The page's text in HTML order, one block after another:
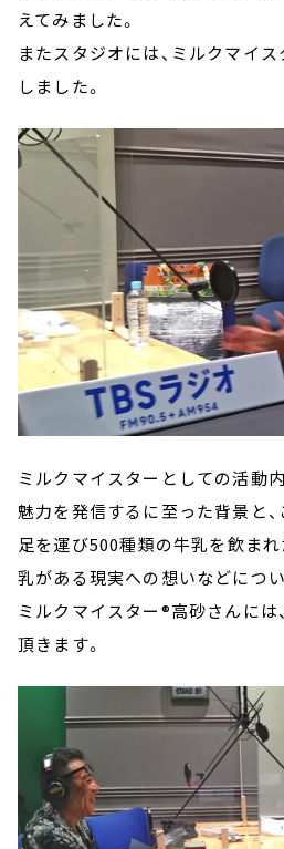
えてみました。
またスタジオには、ミルクマイ
しました。
ミルクマイスターとしての活動
魅力を発信するに至った背景と
足を運び500種類の牛乳を飲まれ
乳がある現実への想いなどにつ
ミルクマイスター®高砂さんには
頂きます。